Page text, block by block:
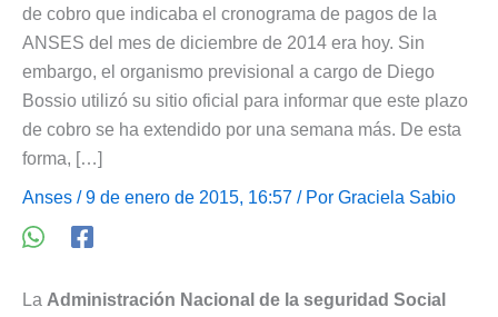
de cobro que indicaba el cronograma de pagos de la
ANSES del mes de diciembre de 2014 era hoy. Sin
embargo, el organismo previsional a cargo de Diego
Bossio utilizó su sitio oficial para informar que este plazo
de cobro se ha extendido por una semana más. De esta
forma, […]
Anses / 9 de enero de 2015, 16:57 / Por Graciela Sabio
La Administración Nacional de la seguridad Social